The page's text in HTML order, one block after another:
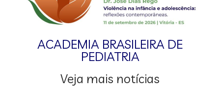
ACADEMIA BRASILEIRA DE
PEDIATRIA
Veja mais notícias